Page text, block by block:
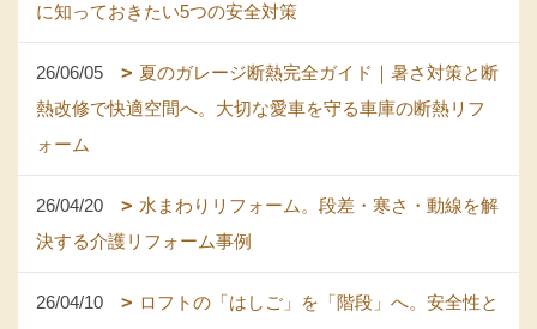
に知っておきたい5つの安全対策
26/06/05
夏のガレージ断熱完全ガイド｜暑さ対策と断
熱改修で快適空間へ。大切な愛車を守る車庫の断熱リフ
ォーム
26/04/20
水まわりリフォーム。段差・寒さ・動線を解
決する介護リフォーム事例
26/04/10
ロフトの「はしご」を「階段」へ。安全性と